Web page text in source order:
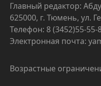
Главный редактор:
625000, г. Тюмень, ул.
Телефон: 8 (3452)55-55-
Электронная почта:
Возрастные